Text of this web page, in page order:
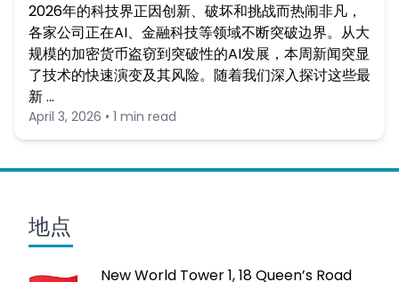
2026年的科技界正因创新、破坏和挑战而热闹非凡，
各家公司正在AI、金融科技等领域不断突破边界。从大
规模的加密货币盗窃到突破性的AI发展，本周新闻突显
了技术的快速演变及其风险。随着我们深入探讨这些最
新 …
April 3, 2026 • 1 min read
地点
New World Tower 1, 18 Queen’s Road